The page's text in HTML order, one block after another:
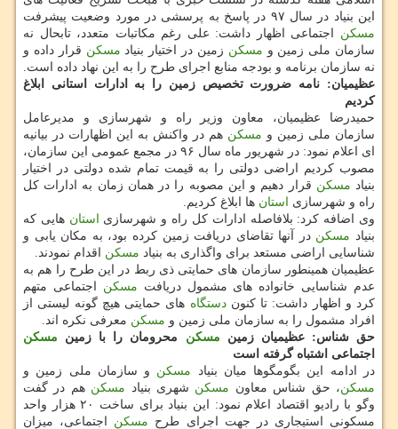
این بنیاد در سال ۹۷ در پاسخ به پرسشی در مورد وضعیت پیشرفت
مسكن اجتماعی اظهار داشت: علی رغم مكاتبات متعدد، تابحال نه
سازمان ملی زمین و مسكن زمین در اختیار بنیاد مسكن قرار داده و
نه سازمان برنامه و بودجه منابع اجرای طرح را به این نهاد داده است.
عظیمیان: نامه ضرورت تخصیص زمین را به ادارات استانی ابلاغ
كردیم
حمیدرضا عظیمیان، معاون وزیر راه و شهرسازی و مدیرعامل
سازمان ملی زمین و مسكن هم در واكنش به این اظهارات در بیانیه
ای اعلام نمود: در شهریور ماه سال ۹۶ در مجمع عمومی این سازمان،
مصوب كردیم اراضی دولتی را به قیمت تمام شده دولتی در اختیار
بنیاد مسكن قرار دهیم و این مصوبه را در همان زمان به ادارات كل
راه و شهرسازی استان ها ابلاغ كردیم.
وی اضافه كرد: بلافاصله ادارات كل راه و شهرسازی استان هایی كه
بنیاد مسكن در آنها تقاضای دریافت زمین كرده بود، به مكان یابی و
شناسایی اراضی مستعد برای واگذاری به بنیاد مسكن اقدام نمودند.
عظیمیان همینطور سازمان های حمایتی ذی ربط در این طرح را هم به
عدم شناسایی خانواده های مشمول دریافت مسكن اجتماعی متهم
كرد و اظهار داشت: تا كنوندستگاه های حمایتی هیچ گونه لیستی از
افراد مشمول را به سازمان ملی زمین و مسكن معرفی نكره اند.
حق شناس: عظیمیان زمین مسكن محرومان را با زمین مسكن
اجتماعی اشتباه گرفته است
در ادامه این بگومگوها میان بنیاد مسكن و سازمان ملی زمین و
مسكن، حق شناس معاون مسكن شهری بنیاد مسكن هم در گفت
وگو با رادیو اقتصاد اعلام نمود: این بنیاد برای ساخت ۲۰ هزار واحد
مسكونی استیجاری در جهت اجرای طرح مسكن اجتماعی، میزان